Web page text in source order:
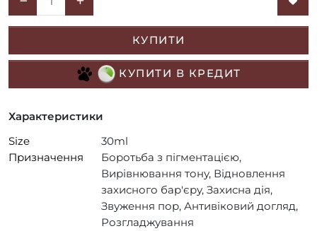
КУПИТИ
КУПИТИ В КРЕДИТ
Характеристики
Size
30ml
Призначення
Боротьба з пігментацією,
Вирівнювання тону, Відновлення
захисного бар'єру, Захисна дія,
Звуження пор, Антивіковий догляд,
Розгладжування